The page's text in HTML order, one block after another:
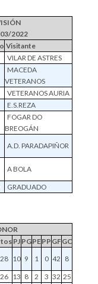
03/2022
Visitante
VILAR DE ASTRES
MACEDA
VETERANOS
VETERANOS AURIA
E.S.REZA
FOGAR DO
BREOGÁN
A.D. PARADAPIÑOR
A BOLA
GRADUADO
PJ PGPEPP GFGC
28 10 9 1 0 42 8
26 13 8 2 3 32 25